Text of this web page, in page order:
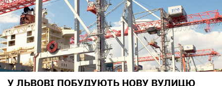
У ЛЬВОВІ ПОБУДУЮТЬ НОВУ ВУЛИЦЮ